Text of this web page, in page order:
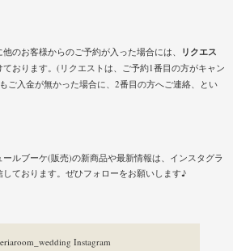
のお客様からのご予約が入った場合には、
リクエス
おります。(リクエストは、ご予約1番目の方がキャン
ご入金が無かった場合に、2番目の方へご連絡、とい
ルブーケ(販売)の新商品や最新情報は、インスタグラ
ております。ぜひフォローをお願いします♪
Instagram